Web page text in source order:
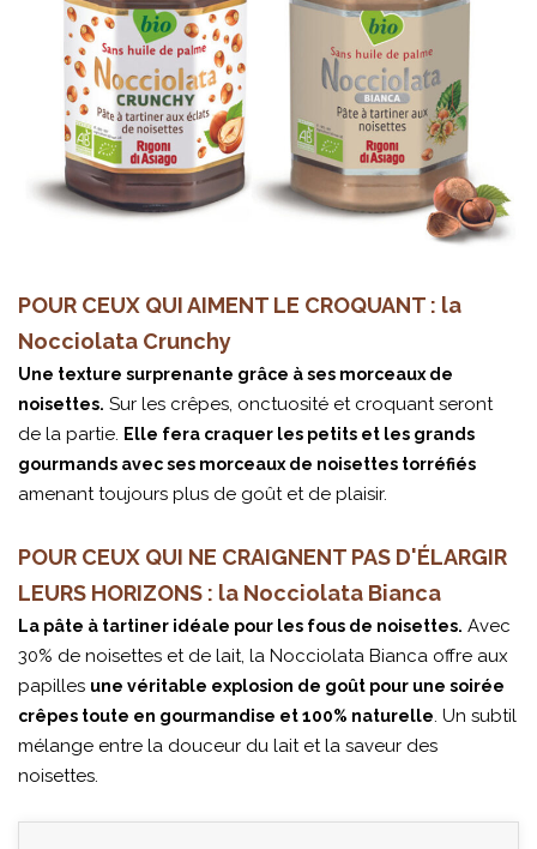
POUR CEUX QUI AIMENT LE CROQUANT : la
Nocciolata Crunchy
Une texture surprenante grâce à ses morceaux de
noisettes. Sur les crêpes, onctuosité et croquant seront
de la partie. Elle fera craquer les petits et les grands
gourmands avec ses morceaux de noisettes torréfiés
amenant toujours plus de goût et de plaisir.
POUR CEUX QUI NE CRAIGNENT PAS D'ÉLARGIR
LEURS HORIZONS : la Nocciolata Bianca
La pâte à tartiner idéale pour les fous de noisettes. Avec
30% de noisettes et de lait, la Nocciolata Bianca offre aux
papilles une véritable explosion de goût pour une soirée
crêpes toute en gourmandise et 100% naturelle. Un subtil
mélange entre la douceur du lait et la saveur des
noisettes.